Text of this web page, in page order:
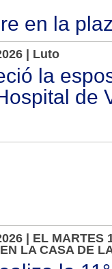
en la
| Luto
la
de
| EL MARTES
LA CASA DE